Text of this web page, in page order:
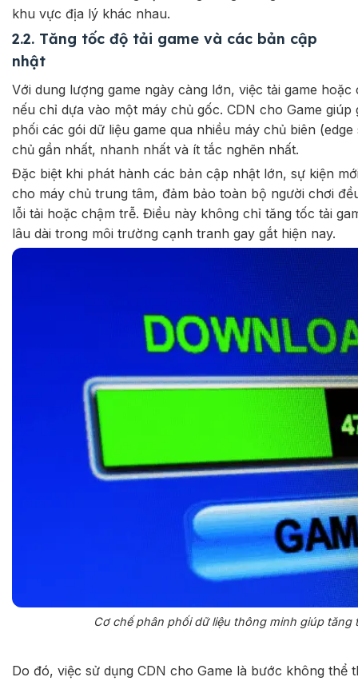
khu vực địa lý khác nhau.
2.2. Tăng tốc độ tải game và các bản cập
nhật
Với dung lượng game ngày càng lớn, việc tải game
nếu chỉ dựa vào một máy chủ gốc. CDN cho Game
phối các gói dữ liệu game qua nhiều máy chủ biên
chủ gần nhất, nhanh nhất và ít tắc nghẽn nhất.
Đặc biệt khi phát hành các bản cập nhật lớn, sự kiện
cho máy chủ trung tâm, đảm bảo toàn bộ người chơi
lỗi tải hoặc chậm trễ. Điều này không chỉ tăng tốc tải
lâu dài trong môi trường cạnh tranh gay gắt hiện nay.
Cơ chế phân phối dữ liệu thông minh giúp
Do đó, việc sử dụng CDN cho Game là bước không thể